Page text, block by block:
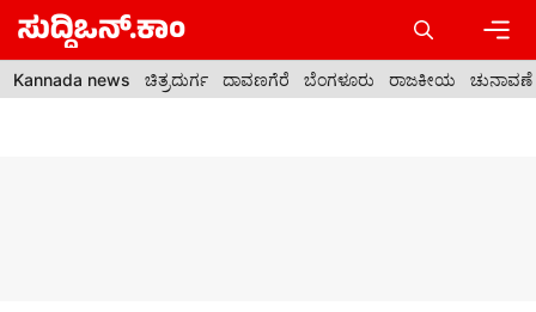
Skip
content
Kannada news ಚಿತ್ರದುರ್ಗ ದಾವಣಗೆರೆ ಬೆಂಗಳೂರು ರಾಜಕೀಯ ಚುನಾವಣೆ